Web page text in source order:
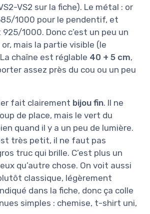
VS2 sur la fiche). Le métal : or
1000 pour le pendentif, et
1000. Donc c’est un peu un
mais la partie visible (le
chaîne est réglable 40 + 5 cm,
assez près du cou ou un peu
fait clairement bijou fin. Il ne
de place, mais le vert du
quand il y a un peu de lumière.
très petit, il ne faut pas
truc qui brille. C’est plus un
qu’autre chose. On voit aussi
classique, légèrement
dans la fiche, donc ça colle
simples : chemise, t-shirt uni,